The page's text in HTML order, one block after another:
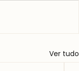
Ver tudo